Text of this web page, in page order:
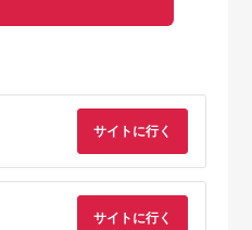
出典：ふるさとチョイ
出典：楽天ふるさと
サイトに行く
サイトに行く